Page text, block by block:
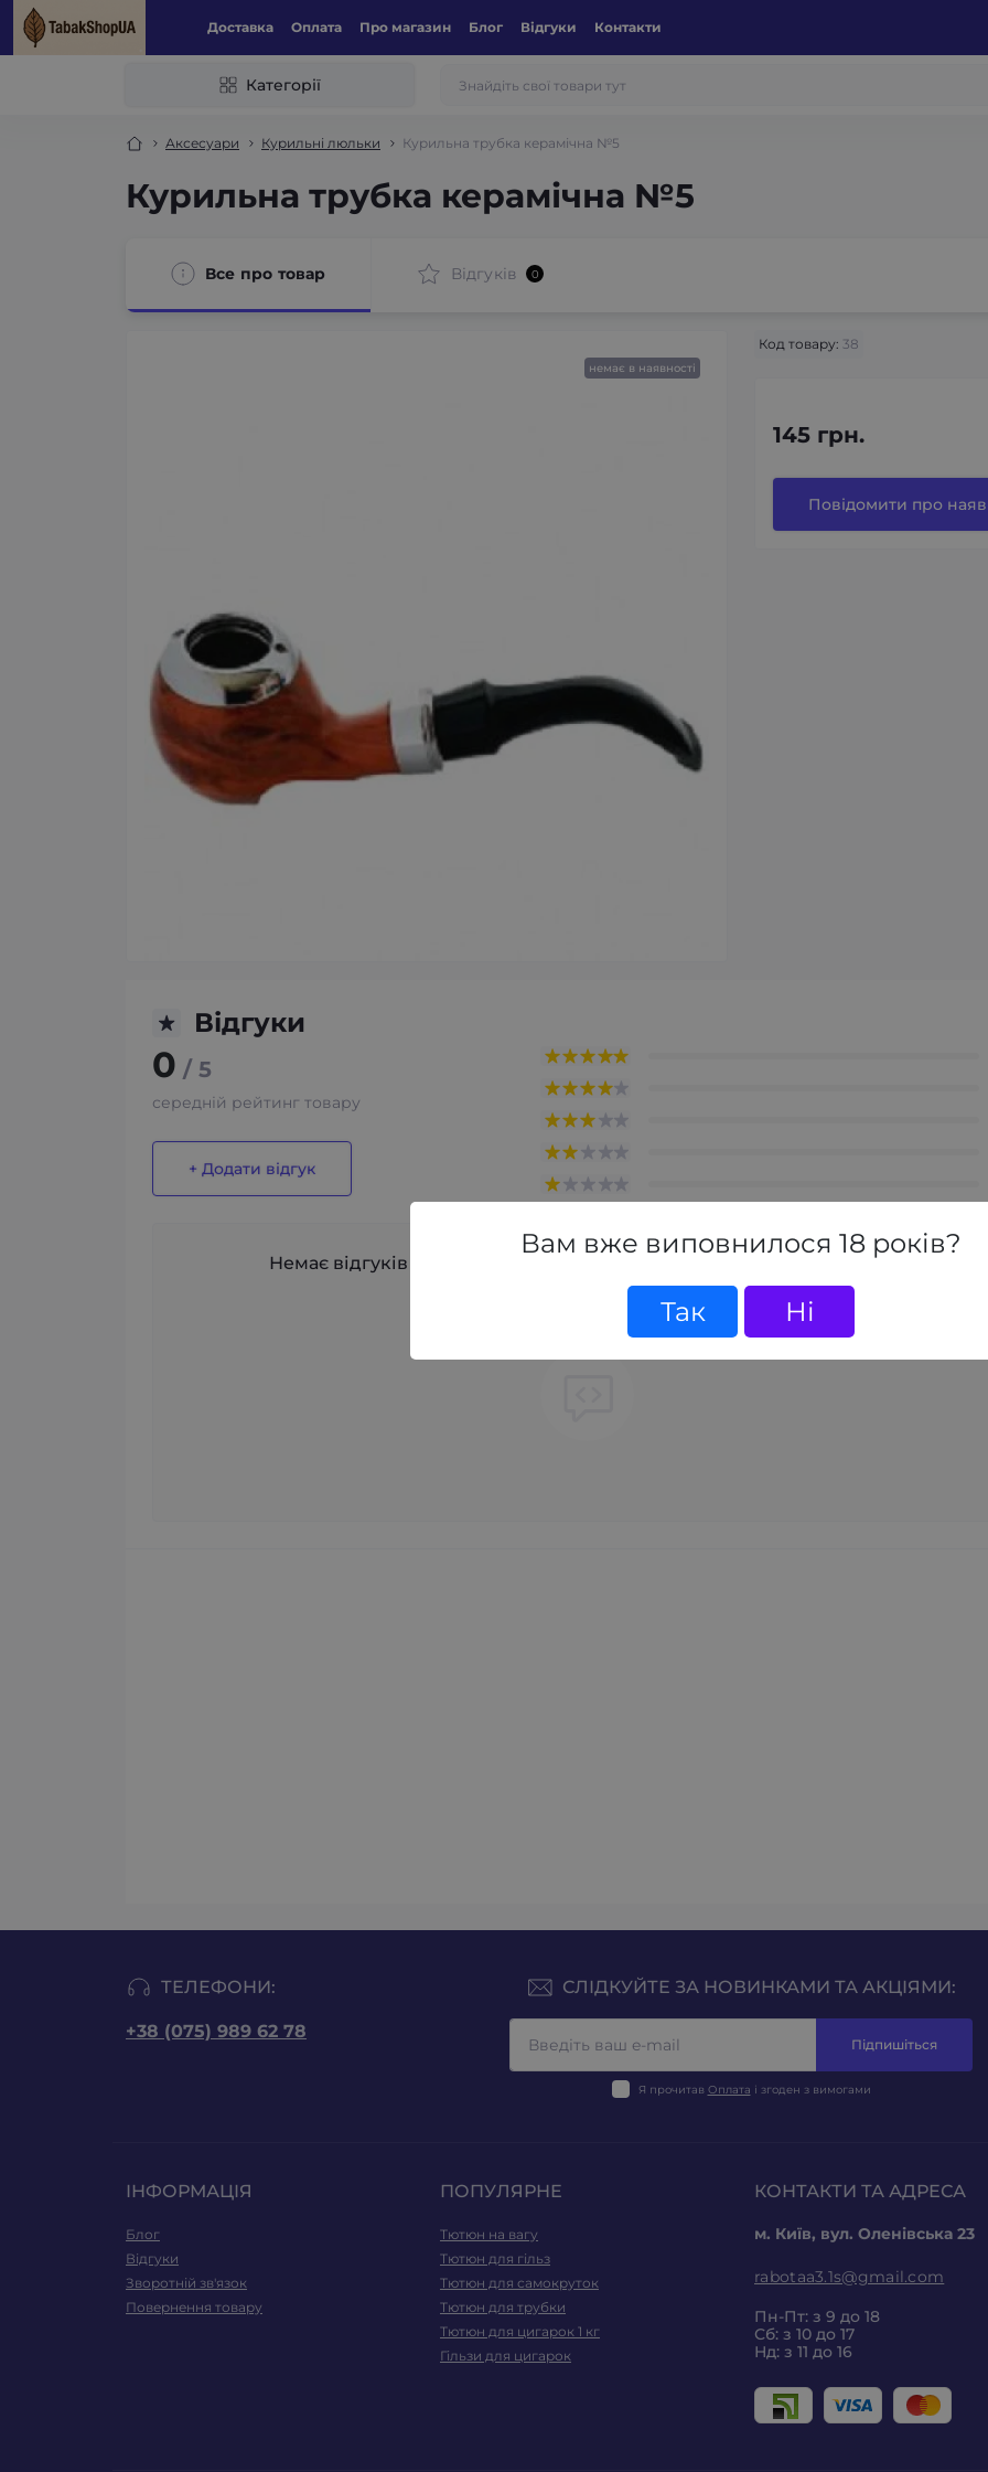
Вам вже виповнилося 18 років?
Так Ні
Доставка Оплата Про магазин Блог Відгуки Контакти
Категорії
Аксесуари Курильні люльки Курильна трубка керамічна №5
Курильна трубка керамічна №5
Все про товар Відгуків 0
немає в наявності
Код товару: 38
145 грн.
Повідомити про
Відгуки
0 / 5
середній рейтинг товару
+ Додати відгук
Немає відгуків про цей товар, станьте першим, залиште свій відгук.
ТЕЛЕФОНИ:
+38 (075) 989 62 78
СЛІДКУЙТЕ ЗА НОВИНКАМИ ТА АКЦІЯМИ:
Підпишіться
Я прочитав Оплата і згоден з вимогами
ІНФОРМАЦІЯ
Блог
Відгуки
Зворотній зв'язок
Повернення товару
ПОПУЛЯРНЕ
Тютюн на вагу
Тютюн для гільз
Тютюн для самокруток
Тютюн для трубки
Тютюн для цигарок 1 кг
Гільзи для цигарок
КОНТАКТИ ТА АДРЕСА
м. Київ, вул. Оленівська 23
rabotaa3.1s@gmail.com
Пн-Пт: з 9 до 18
Сб: з 10 до 17
Нд: з 11 до 16